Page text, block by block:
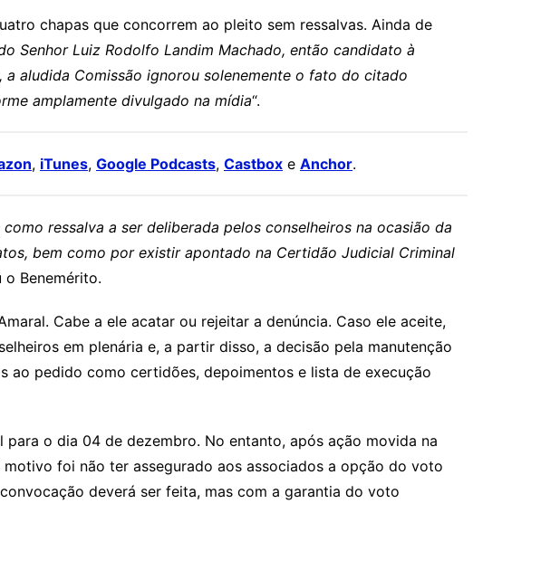
chapas que concorrem ao pleito sem ressalvas. Ainda de
Senhor Luiz Rodolfo Landim Machado, então candidato à
aludida Comissão ignorou solenemente o fato do citado
amplamente divulgado na mídia“.
, iTunes, Google Podcasts, Castbox e Anchor.
ressalva a ser deliberada pelos conselheiros na ocasião da
bem como por existir apontado na Certidão Judicial Criminal
Benemérito.
Cabe a ele acatar ou rejeitar a denúncia. Caso ele aceite,
em plenária e, a partir disso, a decisão pela manutenção
ao pedido como certidões, depoimentos e lista de execução
o dia 04 de dezembro. No entanto, após ação movida na
foi não ter assegurado aos associados a opção do voto
deverá ser feita, mas com a garantia do voto